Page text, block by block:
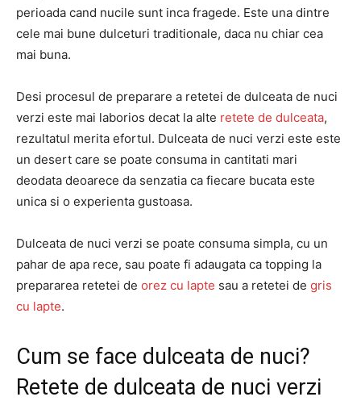
perioada cand nucile sunt inca fragede. Este una dintre
cele mai bune dulceturi traditionale, daca nu chiar cea
mai buna.
Desi procesul de preparare a retetei de dulceata de nuci
verzi este mai laborios decat la alte retete de dulceata,
rezultatul merita efortul. Dulceata de nuci verzi este este
un desert care se poate consuma in cantitati mari
deodata deoarece da senzatia ca fiecare bucata este
unica si o experienta gustoasa.
Dulceata de nuci verzi se poate consuma simpla, cu un
pahar de apa rece, sau poate fi adaugata ca topping la
prepararea retetei de orez cu lapte sau a retetei de gris
cu lapte.
Cum se face dulceata de nuci?
Retete de dulceata de nuci verzi